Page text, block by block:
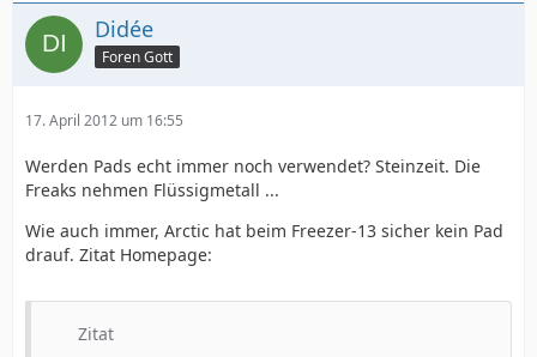
Didée
Foren Gott
17. April 2012 um 16:55
Werden Pads echt immer noch verwendet? Steinzeit. Die
Freaks nehmen Flüssigmetall ...
Wie auch immer, Arctic hat beim Freezer-13 sicher kein Pad
drauf. Zitat Homepage:
Zitat